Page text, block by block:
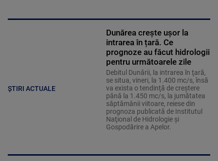
ȘTIRI ACTUALE
Dunărea crește ușor la
intrarea în țară. Ce
prognoze au făcut hidrologii
pentru următoarele zile
Debitul Dunării, la intrarea în ţară,
se situa, vineri, la 1.400 mc/s, însă
va exista o tendinţă de creştere
până la 1.450 mc/s, la jumătatea
săptămânii viitoare, reiese din
prognoza publicată de Institutul
Naţional de Hidrologie şi
Gospodărire a Apelor.